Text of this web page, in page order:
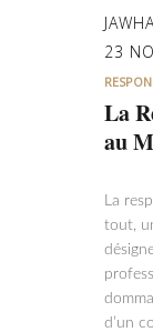
23
La
au
La
tout,
d’un